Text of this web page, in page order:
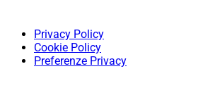
Privacy Policy
Cookie Policy
Preferenze Privacy